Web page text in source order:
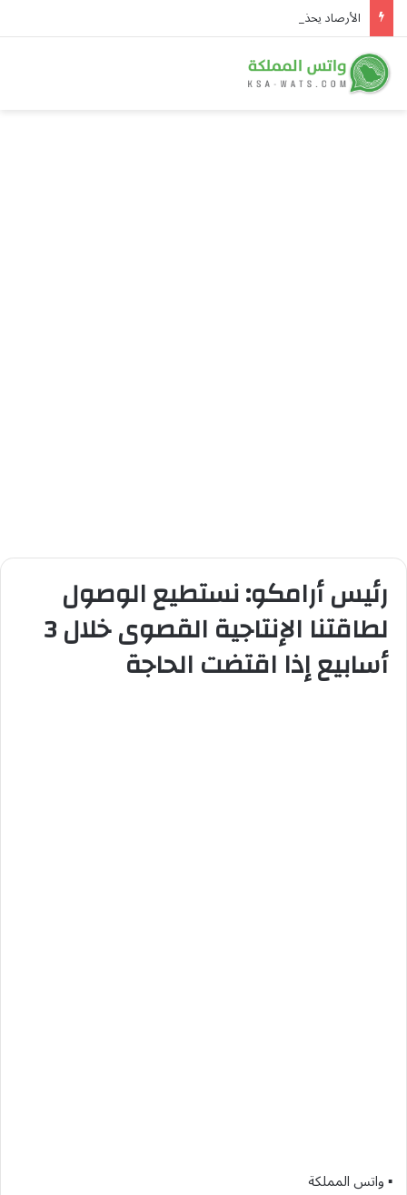
رئيس أرامكو: نستطيع الوصول
لطاقتنا الإنتاجية القصوى خلال 3
أسابيع إذا اقتضت الحاجة
▪︎ واتس المملكة